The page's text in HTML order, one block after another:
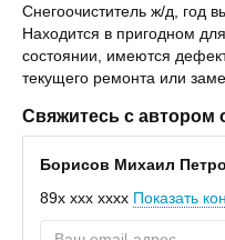
Снегоочиститель ж/д, год
Находится в пригодном
состоянии, имеются
текущего ремонта или
Свяжитесь с автором
Борисов Михаил
89x xxx xxxx Показать